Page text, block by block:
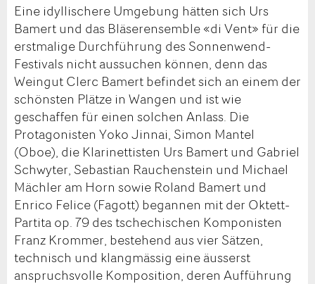
Eine idyllischere Umgebung hätten sich Urs
Bamert und das Bläserensemble «di Vent» für die
erstmalige Durchführung des Sonnenwend-
Festivals nicht aussuchen können, denn das
Weingut Clerc Bamert befindet sich an einem der
schönsten Plätze in Wangen und ist wie
geschaffen für einen solchen Anlass. Die
Protagonisten Yoko Jinnai, Simon Mantel
(Oboe), die Klarinettisten Urs Bamert und Gabriel
Schwyter, Sebastian Rauchenstein und Michael
Mächler am Horn sowie Roland Bamert und
Enrico Felice (Fagott) begannen mit der Oktett-
Partita op. 79 des tschechischen Komponisten
Franz Krommer, bestehend aus vier Sätzen,
technisch und klangmässig eine äusserst
anspruchsvolle Komposition, deren Aufführung